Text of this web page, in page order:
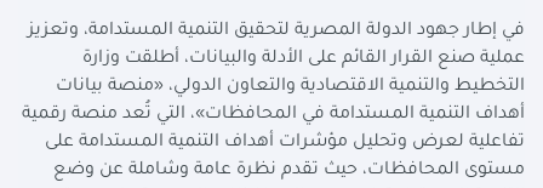
في إطار جهود الدولة المصرية لتحقيق التنمية المستدامة، وتعزيز
عملية صنع القرار القائم على الأدلة والبيانات، أطلقت وزارة
التخطيط والتنمية الاقتصادية والتعاون الدولي، «منصة بيانات
أهداف التنمية المستدامة في المحافظات»، التي تُعد منصة رقمية
تفاعلية لعرض وتحليل مؤشرات أهداف التنمية المستدامة على
مستوى المحافظات، حيث تقدم نظرة عامة وشاملة عن وضع